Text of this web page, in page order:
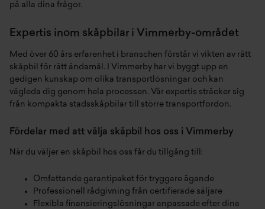
på alla dina frågor.
Expertis inom skåpbilar i Vimmerby-området
Med över 60 års erfarenhet i branschen förstår vi vikten av rätt
skåpbil för rätt ändamål. I Vimmerby har vi byggt upp en
gedigen kunskap om olika transportlösningar och kan
vägleda dig genom hela processen. Vår expertis sträcker sig
från kompakta stadsskåpbilar till större transportfordon.
Fördelar med att välja skåpbil hos oss i Vimmerby
När du väljer en skåpbil hos oss får du tillgång till:
Omfattande garantipaket för tryggare ägande
Professionell rådgivning från certifierade säljare
Flexibla finansieringslösningar anpassade efter dina